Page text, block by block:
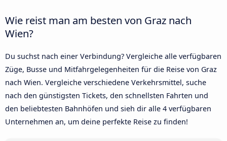
Wie reist man am besten von Graz nach
Wien?
Du suchst nach einer Verbindung? Vergleiche alle verfügbaren
Züge, Busse und Mitfahrgelegenheiten für die Reise von Graz
nach Wien. Vergleiche verschiedene Verkehrsmittel, suche
nach den günstigsten Tickets, den schnellsten Fahrten und
den beliebtesten Bahnhöfen und sieh dir alle 4 verfügbaren
Unternehmen an, um deine perfekte Reise zu finden!